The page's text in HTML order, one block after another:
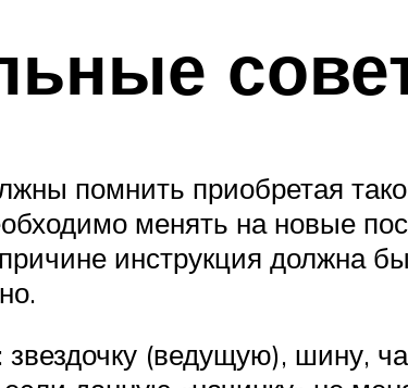
помнить приобретая
менять на новые
инструкция должна
звездочку (ведущую), шину,